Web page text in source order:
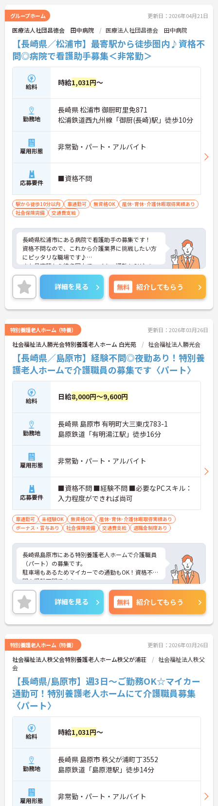
グループホーム 更新日：2026年04月21日
医療法人社団昌徳会 田中病院 医療法人社団昌徳会 田中病院
【長崎県／松浦市】最寄駅から徒歩圏内♪資格不
問◎病院で看護助手募集＜非常勤＞
給料 時給1,031円～
勤務地
長崎県 松浦市 御厨町里免871
松浦鉄道西九州線「御厨(長崎)駅」徒歩10分
雇用形態 非常勤・パート・アルバイト
応募要件 ■資格不問
駅から徒歩10分以内 車通勤可 無資格OK
産休･育休･介護休暇取得実績あり
社会保険完備
交通費支給
長崎県松浦市にある病院で看護助手の募集です！
資格不問なので、これから介護業界に挑戦したい方
にピッタリな職場です♪
また最寄駅から徒歩圏内でマイカー通勤もOKなの
で、ご自身のライフスタイルに合わせた交通手段が
選べます！
ご興味ある方は面接ポイントをお伝えしますので、
お気軽にご連絡ください。
詳細を見る 無料 紹介してもらう
特別養護老人ホーム（特養） 更新日：2026年03月26日
社会福祉法人勝光会特別養護老人ホーム 白光苑 社会福祉法人勝光会
【長崎県／島原市】経験不問◎夜勤あり！特別養
護老人ホームで介護職員の募集です〈パート〉
給料 日給8,000円～9,600円
勤務地
長崎県 島原市 有明町大三東戊783-1
島原鉄道「有明湯江駅」徒歩16分
雇用形態 非常勤・パート・アルバイト
応募要件
■資格不問 ■経験不問 ■必要なPCスキル：
入力程度ができれば尚可
車通勤可 未経験OK 無資格OK
産休･育休･介護休暇取得実績あり
ボーナス・賞与あり
社会保険完備 交通費支給 退職金制度あり
長崎県島原市にある特別養護老人ホームで介護職員
（パート）の募集です。
駐車場もあるためマイカーでの通勤もOK！資格不
問！経験不問です！
介護業界で働いてみたい方必見！未経験の方もしっ
かり指導を受けながら働きますので安心です♪
こちらの求人にご興味がございましたら面接のポイ
ントもお伝えしますので是非ご応募お待ちしており
ます。
詳細を見る 無料 紹介してもらう
特別養護老人ホーム（特養） 更新日：2026年03月26日
社会福祉法人秩父会特別養護老人ホーム秩父が浦荘
社会福祉法人秩父
会
【長崎県/島原市】週3日～ご勤務OK☆マイカー
通勤可！特別養護老人ホームにて介護職員募集
〈パート〉
給料 時給1,031円～
勤務地
長崎県 島原市 秩父が浦町丁3552
島原鉄道「島原港駅」徒歩14分
雇用形態 非常勤・パート・アルバイト